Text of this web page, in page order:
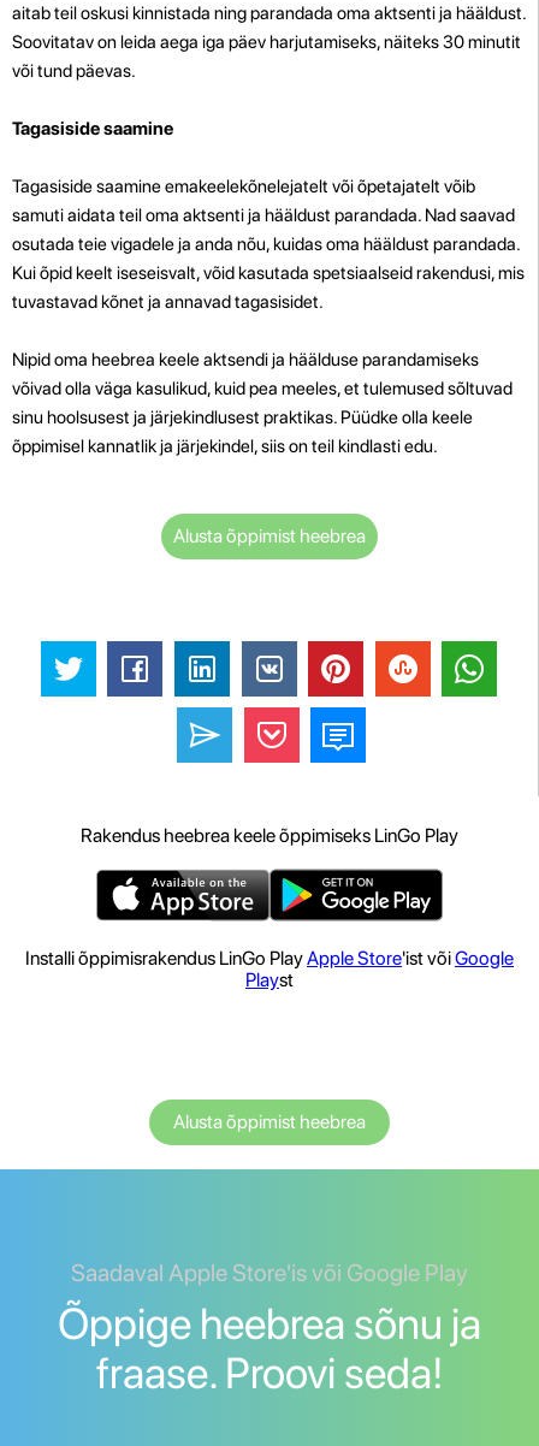
aitab teil oskusi kinnistada ning parandada oma aktsenti ja hääldust.
Soovitatav on leida aega iga päev harjutamiseks, näiteks 30 minutit
või tund päevas.
Tagasiside saamine
Tagasiside saamine emakeelekõnelejatelt või õpetajatelt võib
samuti aidata teil oma aktsenti ja hääldust parandada. Nad saavad
osutada teie vigadele ja anda nõu, kuidas oma hääldust parandada.
Kui õpid keelt iseseisvalt, võid kasutada spetsiaalseid rakendusi, mis
tuvastavad kõnet ja annavad tagasisidet.
Nipid oma heebrea keele aktsendi ja häälduse parandamiseks
võivad olla väga kasulikud, kuid pea meeles, et tulemused sõltuvad
sinu hoolsusest ja järjekindlusest praktikas. Püüdke olla keele
õppimisel kannatlik ja järjekindel, siis on teil kindlasti edu.
Alusta õppimist heebrea
Rakendus heebrea keele õppimiseks LinGo Play
Installi õppimisrakendus LinGo PlayApple Store'ist võiGoogle
Playst
Alusta õppimist heebrea
Saadaval Apple Store'is või Google Play
Õppige heebrea sõnu ja
fraase. Proovi seda!